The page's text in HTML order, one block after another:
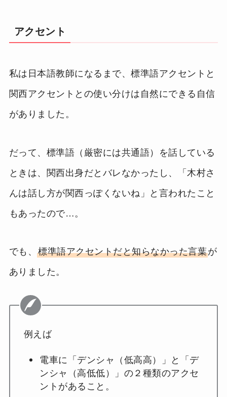
アクセント
私は日本語教師になるまで、標準語アクセントと
関西アクセントとの使い分けは自然にできる自信
がありました。
だって、標準語（厳密には共通語）を話している
ときは、関西出身だとバレなかったし、「木村さ
んは話し方が関西っぽくないね」と言われたこと
もあったので…。
でも、標準語アクセントだと知らなかった言葉が
ありました。
例えば
電車に「デンシャ（低高高）」と「デ
ンシャ（高低低）」の２種類のアクセ
ントがあること。